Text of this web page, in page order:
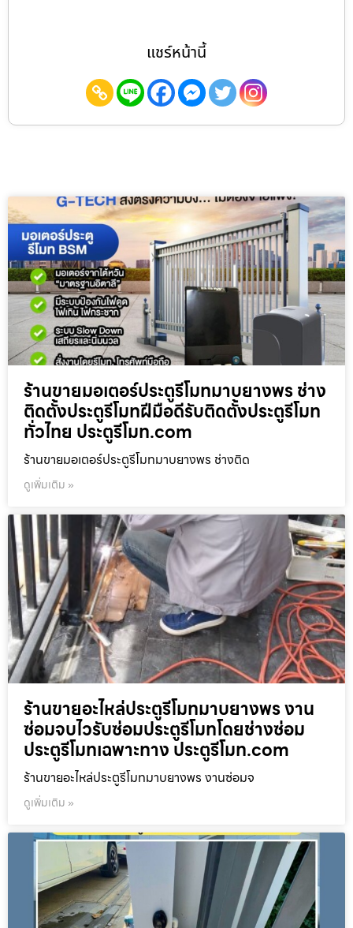
แชร์หน้านี้
ร้านขายมอเตอร์ประตูรีโมทมาบยางพร ช่าง
ติดตั้งประตูรีโมทฝีมือดีรับติดตั้งประตูรีโมท
ทั่วไทย ประตูรีโมท.com
ร้านขายมอเตอร์ประตูรีโมทมาบยางพร ช่างติด
ดูเพิ่มเติม »
ร้านขายอะไหล่ประตูรีโมทมาบยางพร งาน
ซ่อมจบไวรับซ่อมประตูรีโมทโดยช่างซ่อม
ประตูรีโมทเฉพาะทาง ประตูรีโมท.com
ร้านขายอะไหล่ประตูรีโมทมาบยางพร งานซ่อมจ
ดูเพิ่มเติม »